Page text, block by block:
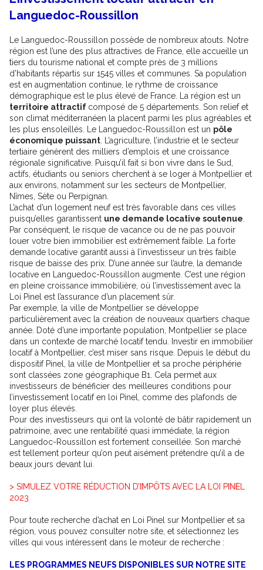
Languedoc-Roussillon
Le Languedoc-Roussillon possède de nombreux atouts. Notre
région est l’une des plus attractives de France, elle accueille un
tiers du tourisme national et compte près de 3 millions
d’habitants répartis sur 1545 villes et communes. Sa population
est en augmentation continue, le rythme de croissance
démographique est le plus élevé de France. La région est un
territoire attractif composé de 5 départements. Son relief et
son climat méditerranéen la placent parmi les plus agréables et
les plus ensoleillés. Le Languedoc-Roussillon est un pôle
économique puissant . L’agriculture, l’industrie et le secteur
tertiaire génèrent des milliers d’emplois et une croissance
régionale significative. Puisqu’il fait si bon vivre dans le Sud,
actifs, étudiants ou seniors cherchent à se loger à Montpellier et
aux environs, notamment sur les secteurs de Montpellier,
Nîmes, Sète ou Perpignan.
L’achat d’un logement neuf est très favorable dans ces villes
puisqu’elles garantissent une demande locative soutenue
Par conséquent, le risque de vacance ou de ne pas pouvoir
louer votre bien immobilier est extrêmement faible. La forte
demande locative garantit aussi à l’investisseur un très faible
risque de baisse des prix. D’une année sur l’autre, la demande
locative en Languedoc-Roussillon augmente. C’est une région
en pleine croissance immobilière, où l’investissement avec la
Loi Pinel est l’assurance d’un placement sûr.
Par exemple, la ville de Montpellier se développe
particulièrement avec la création de nouveaux quartiers chaque
année. Doté d’une importante population, Montpellier se place
dans un contexte de marché locatif tendu. Investir en immobilier
locatif à Montpellier, c’est miser sans risque. Depuis le début du
dispositif Pinel, la ville de Montpellier et sa proche périphérie
sont classées zone géographique B1. Cela permet aux
investisseurs de bénéficier des meilleures conditions pour
l’investissement locatif en loi Pinel, comme des plafonds de
loyer plus élevés.
Pour des investisseurs qui ont la volonté de bâtir rapidement un
patrimoine, avec une rentabilité quasi immédiate, la région
Languedoc-Roussillon est fortement conseillée. Son marché
est tellement porteur qu’on peut aisément prétendre qu’il a de
beaux jours devant lui.
> SIMULEZ VOTRE RÉDUCTION D’IMPÔTS AVEC LA LOI PINEL
2023
Pour toute recherche d’achat en Loi Pinel sur Montpellier et sa
région, vous pouvez consulter notre site, et sélectionnez les
villes qui vous intéressent dans le moteur de recherche :
LES PROGRAMMES NEUFS DISPONIBLES SUR NOTRE SITE